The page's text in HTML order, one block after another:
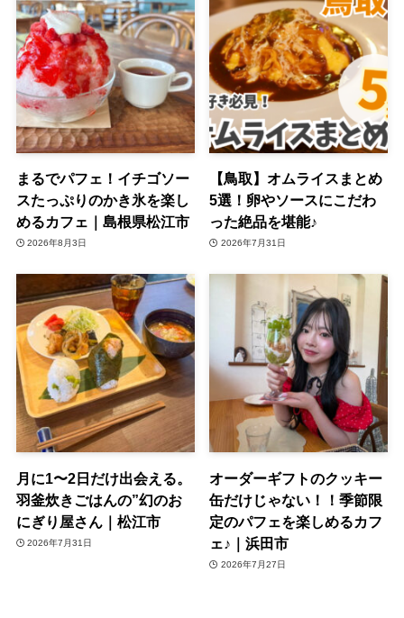
まるでパフェ！イチゴソー
スたっぷりのかき氷を楽し
めるカフェ｜島根県松江市
2026年8月3日
【鳥取】オムライスまとめ
5選！卵やソースにこだわ
った絶品を堪能♪
2026年7月31日
月に1〜2日だけ出会える。
羽釜炊きごはんの”幻のお
にぎり屋さん｜松江市
2026年7月31日
オーダーギフトのクッキー
缶だけじゃない！！季節限
定のパフェを楽しめるカフ
ェ♪｜浜田市
2026年7月27日